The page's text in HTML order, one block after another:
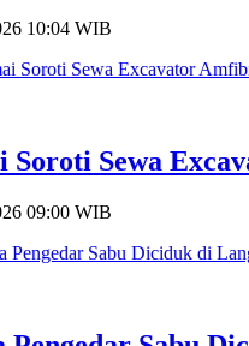
10:04 WIB
Soroti Sewa
09:00 WIB